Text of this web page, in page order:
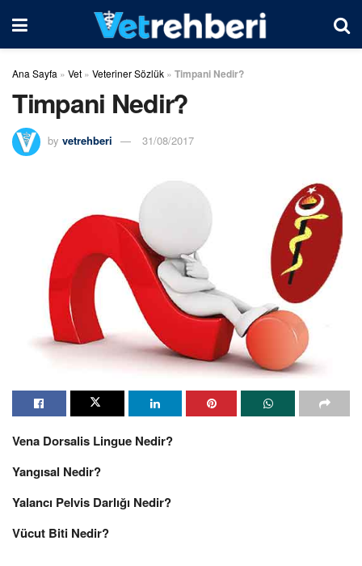
Ana Sayfa » Vet » Veteriner Sözlük » Timpani Nedir?
Timpani Nedir?
by vetrehberi 31/08/2017
Vena Dorsalis Lingue Nedir?
Yangısal Nedir?
Yalancı Pelvis Darlığı Nedir?
Vücut Biti Nedir?